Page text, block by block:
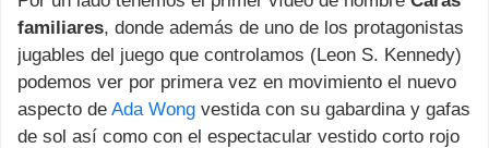
familiares, donde además de uno de los protagonistas
jugables del juego que controlamos (Leon S. Kennedy)
podemos ver por primera vez en movimiento el nuevo
aspecto de Ada Wong vestida con su gabardina y gafas
de sol así como con el espectacular vestido corto rojo